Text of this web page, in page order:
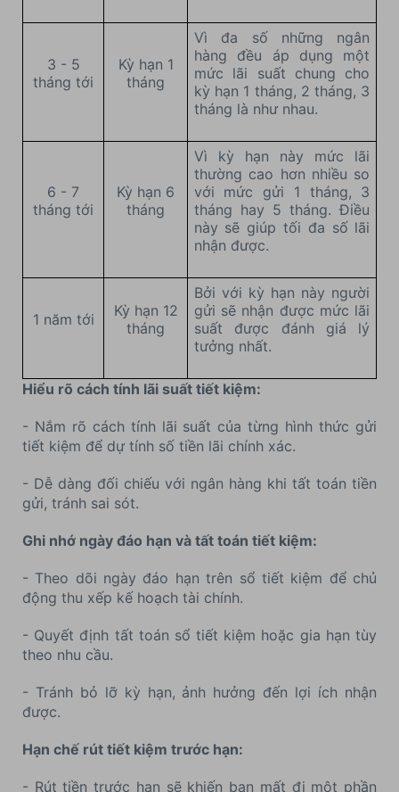
3 - 5
tháng tới
Kỳ hạn 1
tháng
Vì đa số những ngân
hàng đều áp dụng một
mức lãi suất chung cho
kỳ hạn 1 tháng, 2 tháng, 3
tháng là như nhau.
6 - 7
tháng tới
Kỳ hạn 6
tháng
Vì kỳ hạn này mức lãi
thường cao hơn nhiều so
với mức gửi 1 tháng, 3
tháng hay 5 tháng. Điều
này sẽ giúp tối đa số lãi
nhận được.
1 năm tới
Kỳ hạn 12
tháng
Bởi với kỳ hạn này người
gửi sẽ nhận được mức lãi
suất được đánh giá lý
tưởng nhất.
Hiểu rõ cách tính lãi suất tiết kiệm:
- Nắm rõ cách tính lãi suất của từng hình thức gửi
tiết kiệm để dự tính số tiền lãi chính xác.
- Dễ dàng đối chiếu với ngân hàng khi tất toán tiền
gửi, tránh sai sót.
Ghi nhớ ngày đáo hạn và tất toán tiết kiệm:
- Theo dõi ngày đáo hạn trên sổ tiết kiệm để chủ
động thu xếp kế hoạch tài chính.
- Quyết định tất toán sổ tiết kiệm hoặc gia hạn tùy
theo nhu cầu.
- Tránh bỏ lỡ kỳ hạn, ảnh hưởng đến lợi ích nhận
được.
Hạn chế rút tiết kiệm trước hạn:
- Rút tiền trước hạn sẽ khiến bạn mất đi một phần